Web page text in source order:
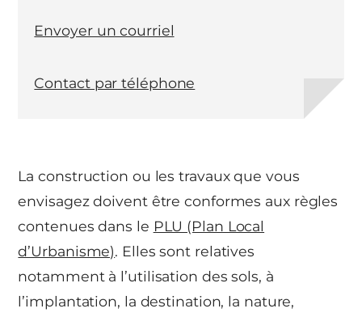
La construction ou les travaux que vous
envisagez doivent être conformes aux règles
contenues dans le PLU (Plan Local
d’Urbanisme). Elles sont relatives
notamment à l’utilisation des sols, à
l’implantation, la destination, la nature,
Envoyer un courriel
Contact par téléphone